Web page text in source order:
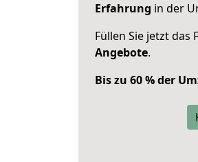
Erfahrung in der
Füllen Sie jetzt das
Angebote.
Bis zu 60 % der